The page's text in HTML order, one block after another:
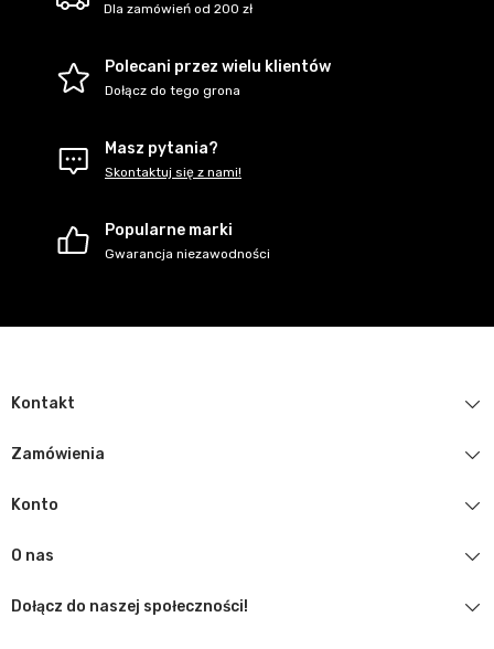
Dla zamówień od 200 zł
Polecani przez wielu klientów
Dołącz do tego grona
Masz pytania?
Skontaktuj się z nami!
Popularne marki
Gwarancja niezawodności
Kontakt
Zamówienia
Konto
O nas
Dołącz do naszej społeczności!